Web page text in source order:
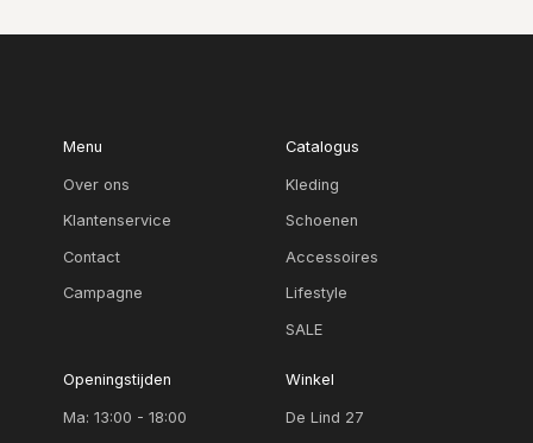
Menu
Over ons
Klantenservice
Contact
Campagne
Catalogus
Kleding
Schoenen
Accessoires
Lifestyle
SALE
Openingstijden
Ma: 13:00 - 18:00
Winkel
De Lind 27